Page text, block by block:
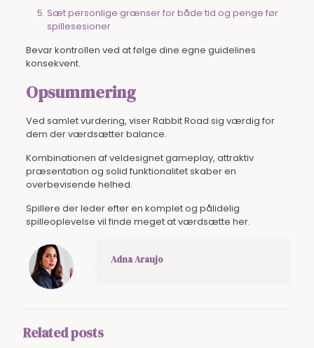
Sæt personlige grænser for både tid og penge før
spillesesioner
Bevar kontrollen ved at følge dine egne guidelines
konsekvent.
Opsummering
Ved samlet vurdering, viser Rabbit Road sig værdig for
dem der værdsætter balance.
Kombinationen af veldesignet gameplay, attraktiv
præsentation og solid funktionalitet skaber en
overbevisende helhed.
Spillere der leder efter en komplet og pålidelig
spilleoplevelse vil finde meget at værdsætte her.
Adna Araujo
Related posts